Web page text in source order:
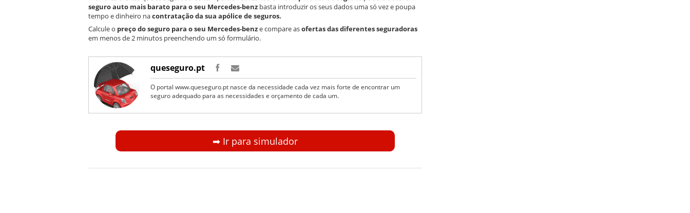
seguro auto mais barato para o seu Mercedes-benz basta introduzir os seus dados uma só vez e poupa
tempo e dinheiro nacontratação da sua apólice de seguros.
Calcule o preço do seguro para o seu Mercedes-benze compare asofertas das diferentes seguradoras
em menos de 2 minutos preenchendo um só formulário.
queseguro.pt
O portal www.queseguro.pt nasce da necessidade cada vez mais forte de encontrar um
seguro adequado para as necessidades e orçamento de cada um.
➡︎ Ir para simulador